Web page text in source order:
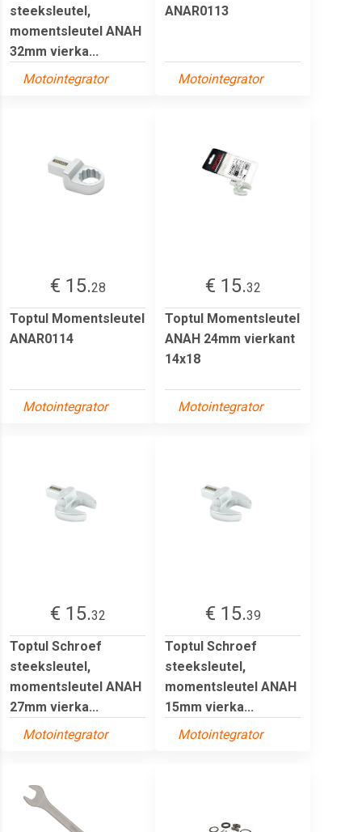
steeksleutel,
momentsleutel ANAH
32mm vierka...
Motointegrator
ANAR0113
Motointegrator
€ 15.28
Toptul Momentsleutel
ANAR0114
Motointegrator
€ 15.32
Toptul Momentsleutel
ANAH 24mm vierkant
14x18
Motointegrator
€ 15.32
Toptul Schroef
steeksleutel,
momentsleutel ANAH
27mm vierka...
Motointegrator
€ 15.39
Toptul Schroef
steeksleutel,
momentsleutel ANAH
15mm vierka...
Motointegrator